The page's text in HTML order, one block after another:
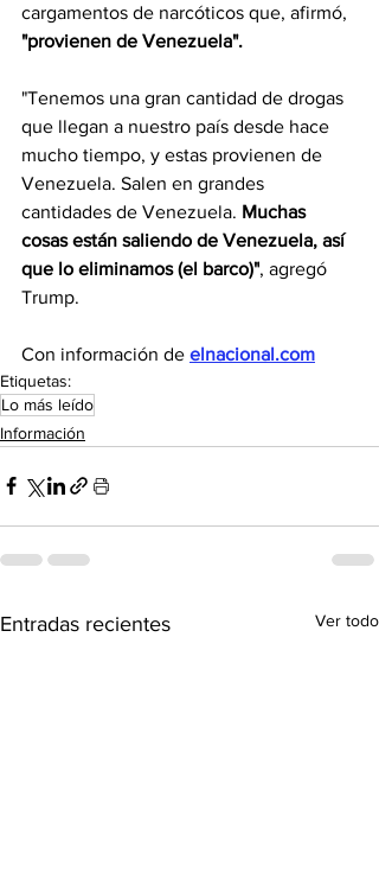
cargamentos de narcóticos que, afirmó,
"provienen de Venezuela".
"Tenemos una gran cantidad de drogas
que llegan a nuestro país desde hace
mucho tiempo, y estas provienen de
Venezuela. Salen en grandes
cantidades de Venezuela. Muchas
cosas están saliendo de Venezuela, así
que lo eliminamos (el barco)", agregó
Trump.
Con información de elnacional.com
Etiquetas:
Lo más leído
Información
Entradas recientes Ver todo